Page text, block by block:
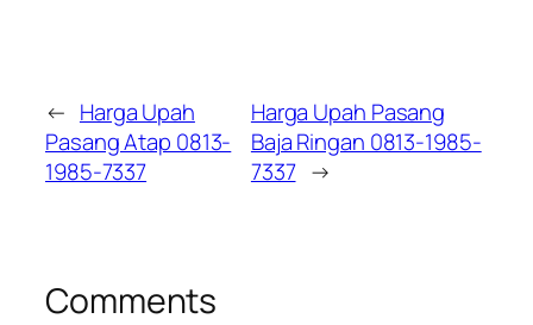
← Harga Upah
Pasang Atap 0813-
1985-7337
Harga Upah Pasang
Baja Ringan 0813-1985-
7337 →
Comments